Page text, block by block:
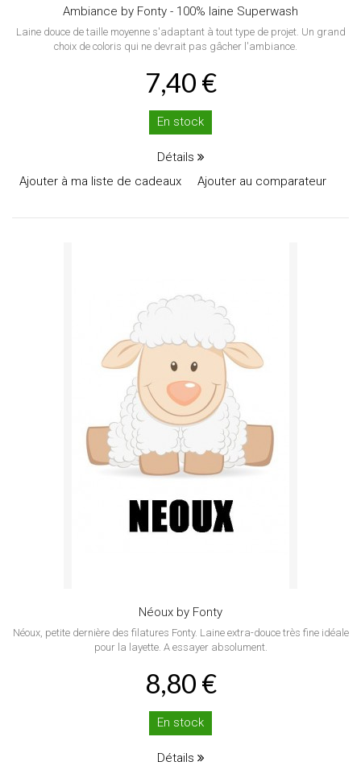
Ambiance by Fonty - 100% laine Superwash
Laine douce de taille moyenne s'adaptant à tout type de projet. Un grand
choix de coloris qui ne devrait pas gâcher l'ambiance.
7,40 €
En stock
Détails
Ajouter à ma liste de cadeaux
Ajouter au comparateur
Néoux by Fonty
Néoux, petite dernière des filatures Fonty. Laine extra-douce très fine idéale
pour la layette. A essayer absolument.
8,80 €
En stock
Détails